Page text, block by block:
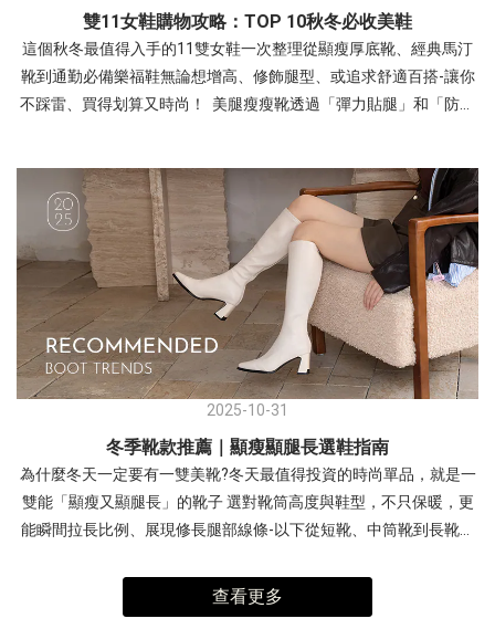
身材比例； 黑色裙子能完美壓住豹紋鞋的鮮豔感，讓整體視覺焦點
自然落在精緻的足部。 Point：也能搭配九分微喇叭牛仔褲，透膚網
紗能中和牛仔褲的率性，露出的腳背線條會讓日常穿搭顯得更有女
人味。 瑪莉珍 法式透膚網紗平底芭蕾鞋- 輕量厚底：無痛增高穿出
壓力，增高之餘也兼顧了長時穿著的舒適度鑽飾小花雙帶輕量瑪莉
珍鞋透過厚實的鞋底與精緻的閃鑽小花釦飾，在率性與優雅之間取
得平衡，是極具存在感的造型單品。 甜酷少女風→ 白色蛋糕短裙與
鞋款的甜美元素呼應，同時利用裙長展現腿部比例。 襪子點綴是靈
魂所在，不僅能修飾小腿線條，更能強化復古學院的氛圍，讓黑色
厚底鞋視覺感不沉重。 瑪莉珍 鑽飾小花雙帶輕量瑪莉珍鞋 - 休閒鬆
弛風正夯：機能瑪莉珍運動鞋真皮雙帶內增高瑪莉珍運動鞋結合了
「運動休閒」與「優雅瑪莉珍」的混血單品， 透過真皮與麂皮拼接
及豆豆防滑大底，營造出一種率性且具備機能感的時髦態度。 復古
刷色寬鬆的牛仔褲輪廓與具備分量感的運動型瑪莉珍完美契合，營
造出一種不刻意打扮的「鬆弛感」 鮮紅色的瑪莉珍鞋，能瞬間點亮
整體視覺，展現強烈的個人風格。 瑪莉珍 真皮雙帶內增高瑪莉珍運
動鞋- 復古芭蕾魔鬼氈綁帶內增高運動鞋美式復古運動風→ 外觀看似
平底，但隱藏的內增高設計能偷偷拉長小腿比例， 讓即便穿著容易
氈綁帶內增高運動鞋- 無論是機能運動瑪莉珍、厚底顯瘦瑪莉珍，還
是網紗透膚瑪莉珍，每一款都體現了時髦舒適的完美結合。 不用在
輕鬆搞定一週所有穿搭，6.5公分穩固的厚底立刻拉長腿部比例！經
典的鬆緊帶拼接，不僅增加穿著彈性，更為整體造型增添率性層次
感。推薦給想買一雙能穿很多年的你！ → 短靴 輕量厚底瘦瘦切爾西
靴(點我)- 潮流厚底靴強勢回歸厚底靴是秋冬季節持續流行的時尚單
計，舒適圓頭減少腳尖壓力，久走依然輕鬆自在！輕量化厚底增
高，解決傳統厚底鞋笨重的缺點，創造自然顯瘦的視覺效果。讓你
無論是在舞台上還是日常生活中，都能自信發光~→ 短靴 韓團指標
輕量加厚鬆糕底短靴(點我)-長靴推薦秋冬季節最具代表性的鞋款之
一，不僅能提供保暖效果，更是修飾腿型、提升整體時尚氣場的利
器。 逆天長腿加厚鬆糕底綁帶長靴經典不敗綁帶造型：可根據腳型
調整鬆緊，增添個性風格。採用時下最流行的8cm超厚底，輕鬆打
造街頭時尚主流風格！貼心的後拉鍊配置，讓你能快速穿脫。完美
結合甜美與率性兩種風格，輕鬆駕馭各種穿搭，自帶韓團偶像魅力
瘦瘦長靴皮帶扣踝部拼接設計細節，這些元素不僅增加了時尚感，
也強調了腳踝線條。7.5cm輕量化的鞋底，能有效拉長身形比例，同
時保持超輕盈的腳感。→ 長靴 扣環造型後拉鍊厚底瘦瘦長靴(點
我)- 引爆秋冬西部靴新潮流2025秋冬的時尚密碼，不再是厚重或浮
將成為造型焦點。流蘇隨步伐搖曳，搭配牛仔短裙、印花洋裝或皮
革風衣，都能穿出瀟灑不羈的氣場。長靴筒可直立顯腿長，也可自
雙11女鞋購物攻略：TOP 10秋冬必收美鞋
這個秋冬最值得入手的11雙女鞋一次整理從顯瘦厚底靴、經典馬汀
靴到通勤必備樂福鞋無論想增高、修飾腿型、或追求舒適百搭-讓你
不踩雷、買得划算又時尚！ 美腿瘦瘦靴透過「彈力貼腿」和「防水
約鞋型，使其成為兼具時髦、百搭、舒適，並能輕鬆駕馭多種秋冬
風格的明星單品。(點我)短靴 顯瘦防水台厚底彈力瘦瘦靴 增高約 7.5
公分採用「前高後高」的厚底設計，穿上後能貼合腿型，視覺上使
小腿看起來更纖細、俐落修飾身形；厚實的「鋸齒大底」不僅提供
良好的抓地力與存在感，也為鞋款增添時髦個性與視覺層次，貼心
的「拉鍊」設計，讓穿脫過程更省時、方便，提升日常實用性，是
秋冬衣櫥不可或缺的時髦百搭單品。(點我)短靴 圓頭中車線鋸齒厚
底瘦瘦靴 「方頭」與「粗跟」設計兼顧時尚與穩固性，同時達到
「修飾腿長」的效果；加上「舒適透氣」的超纖皮料與「內拉鍊」
的便利設計，讓這雙靴子集美觀、功能、舒適於一身，是秋冬時髦
穿搭不可或缺的實用單品。(點我)短靴 率性方頭粗中跟短靴 這款靴
子必買的特點：帶有強烈「復古」元素的設計，能輕鬆營造出優雅
且充滿質感的時尚氛圍，讓穿著者散發與眾不同的魅力；3.5公分中
穩固支撐，讓穿著者即使長時間行走也不易感到疲累。嚴選麂皮材
質與牛仔褲、裙子等秋冬單品都非常相襯，能輕鬆提升整體造型的
2025-10-31
冬季靴款推薦｜顯瘦顯腿長選鞋指南
為什麼冬天一定要有一雙美靴?冬天最值得投資的時尚單品，就是一
雙能「顯瘦又顯腿長」的靴子 選對靴筒高度與鞋型，不只保暖，更
能瞬間拉長比例、展現修長腿部線條-以下從短靴、中筒靴到長靴，
長靴怎麼挑？不同筒高顯瘦穿搭攻略秋冬季節，靴款的筒高選擇是
影響腿部比例的關鍵。從踝靴、中筒靴到長靴，不同的長度各有其
查看更多